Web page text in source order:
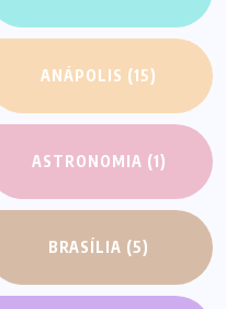
ANÁPOLIS (15)
ASTRONOMIA (1)
BRASÍLIA (5)